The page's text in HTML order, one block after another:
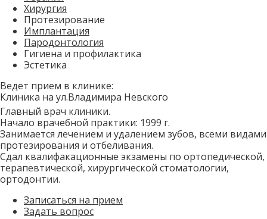
Хирургия
Протезирование
Имплантация
Пародонтология
Гигиена и профилактика
Эстетика
Ведет прием в клинике:
Клиника на ул.Владимира Невского
Главный врач клиники.
Начало врачебной практики: 1999 г.
Занимается лечением и удалением зубов, всеми видами
протезирования и отбеливания.
Сдал квалифакационные экзамены по ортопедической,
терапевтической, хирургической стоматологии,
ортодонтии.
Записаться на прием
Задать вопрос